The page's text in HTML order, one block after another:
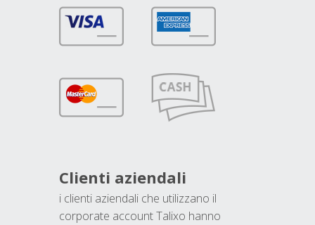
Clienti aziendali
i clienti aziendali che utilizzano il
corporate account Talixo hanno